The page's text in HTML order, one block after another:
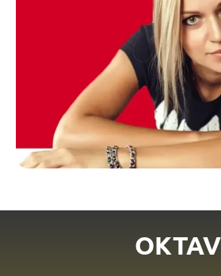
OKTAV